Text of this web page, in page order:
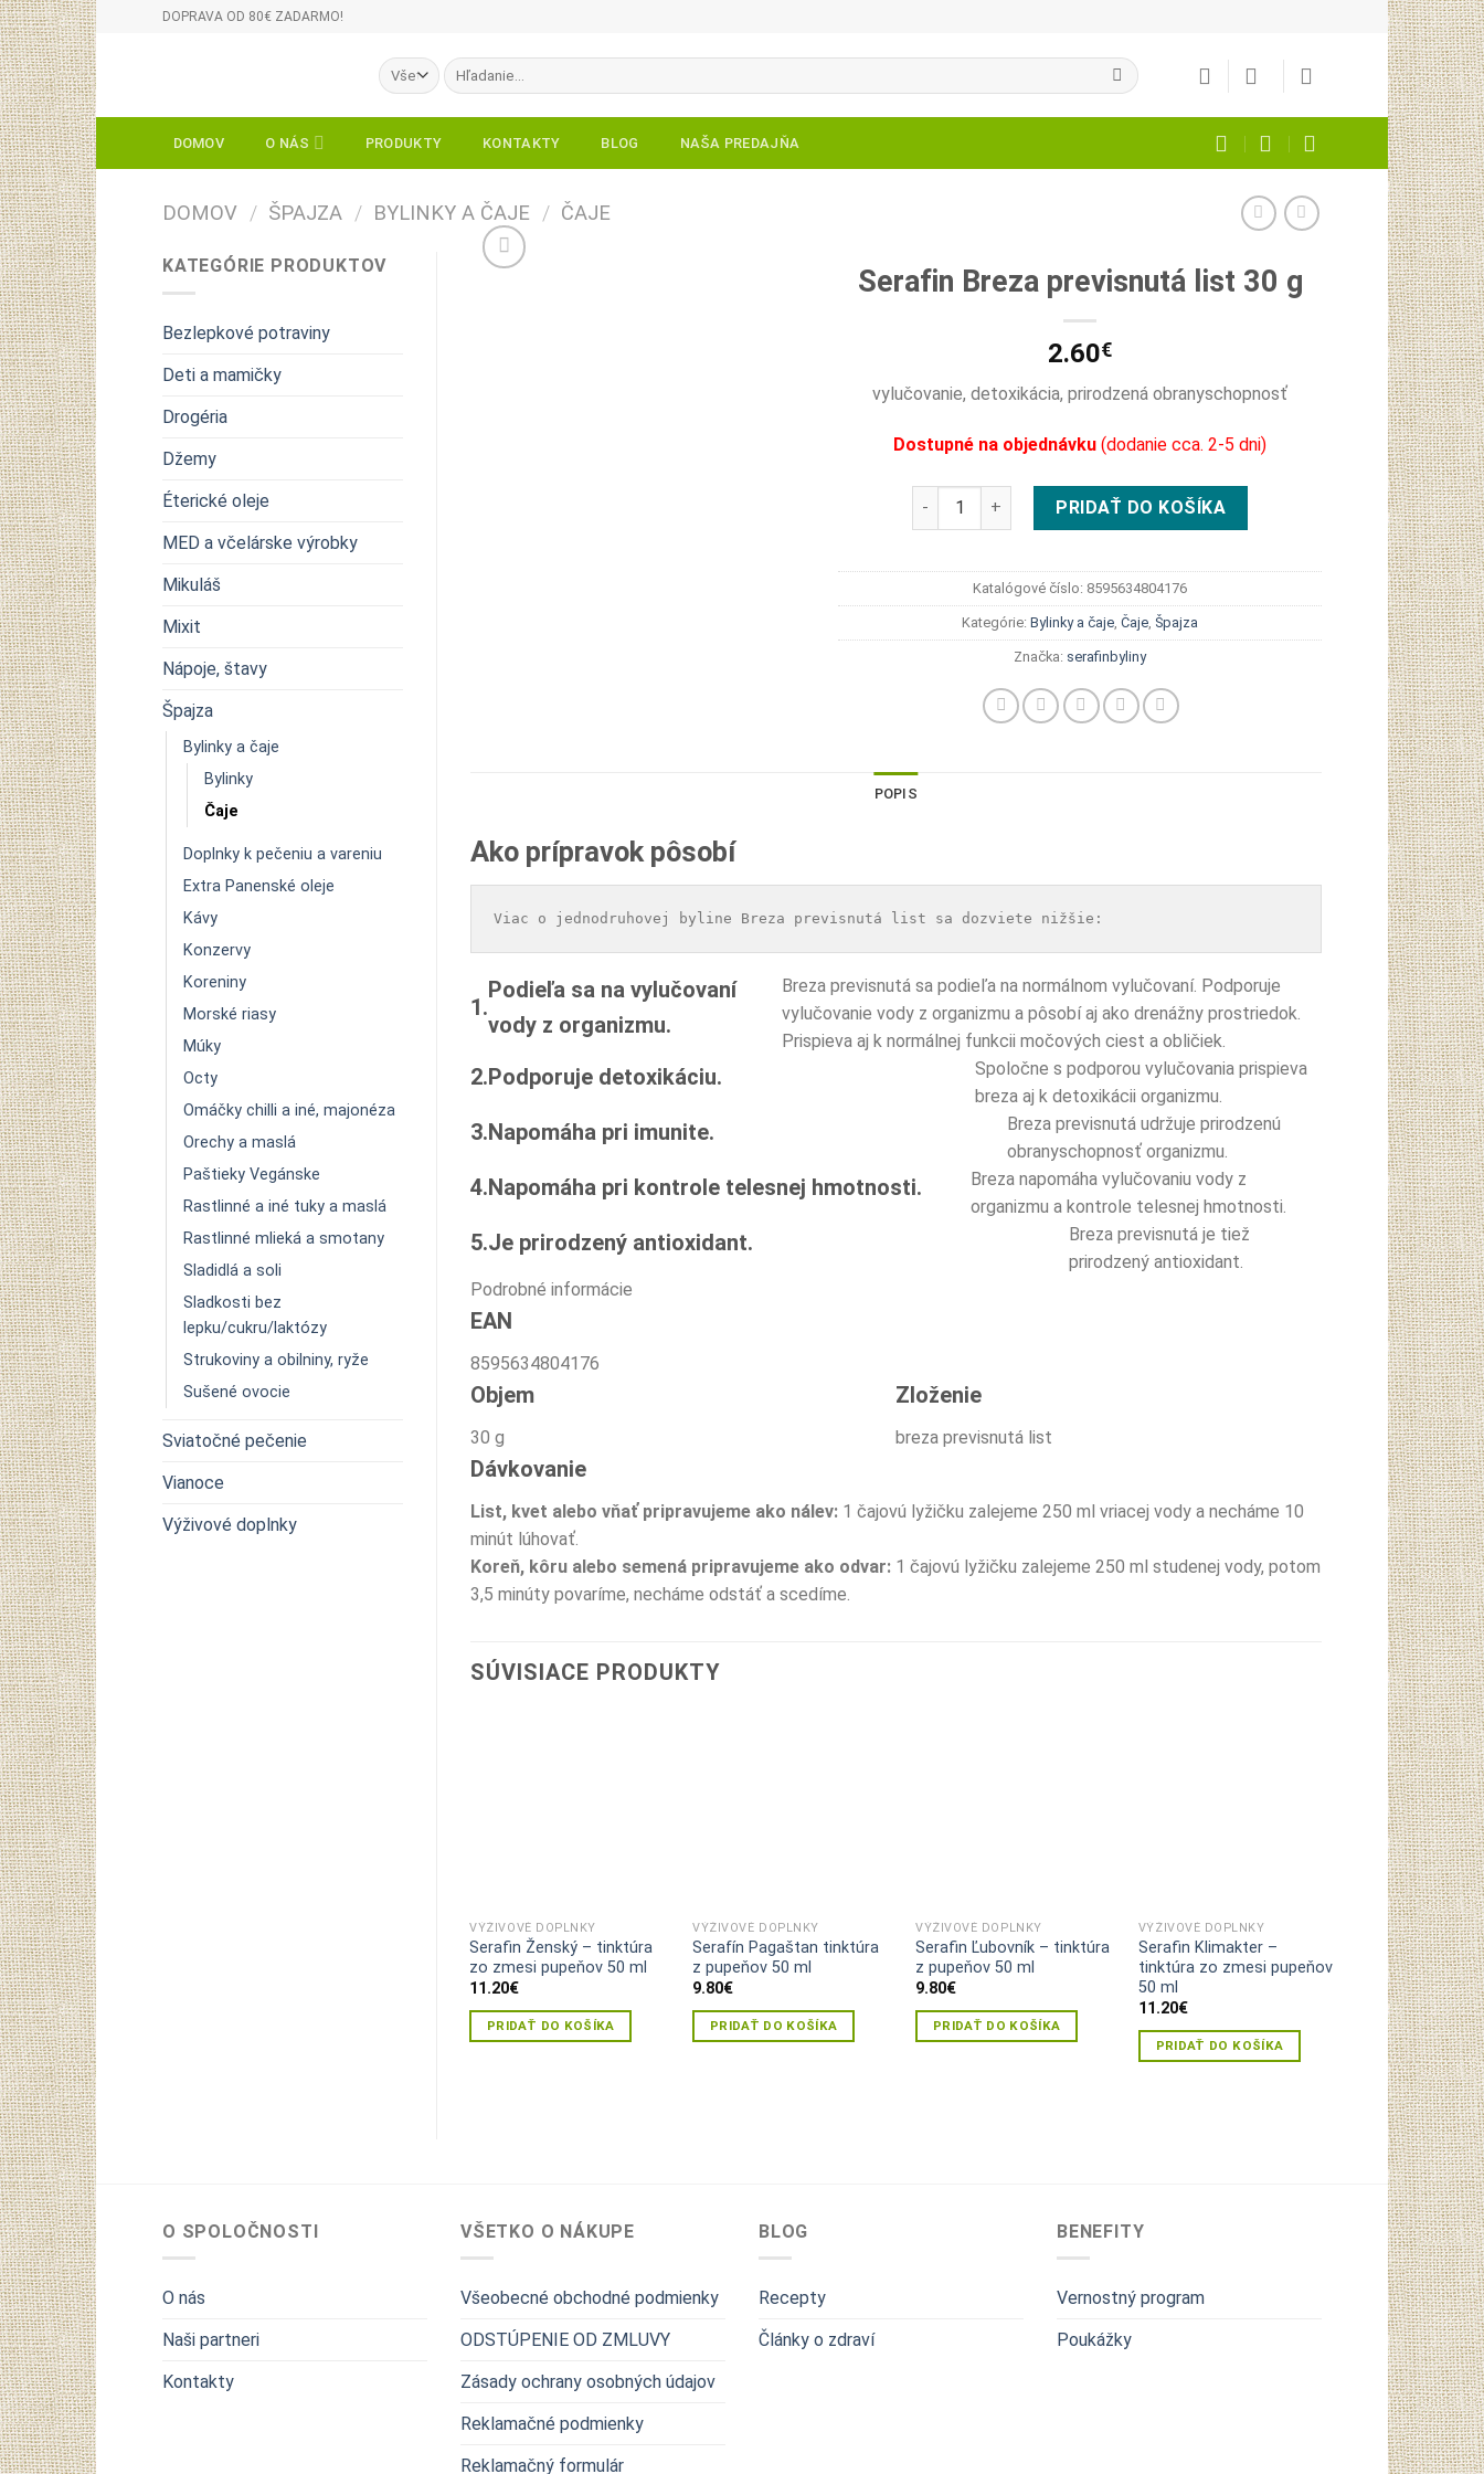
Skip
to
content
DOPRAVA OD 80€ ZADARMO!
Hľadať:
DOMOV O NÁS PRODUKTY KONTAKTY BLOG NAŠA PREDAJŇA
DOMOV / ŠPAJZA / BYLINKY A ČAJE / ČAJE
KATEGÓRIE PRODUKTOV
Bezlepkové potraviny
Deti a mamičky
Drogéria
Džemy
Éterické oleje
MED a včelárske výrobky
Mikuláš
Mixit
Nápoje, štavy
Špajza
Bylinky a čaje
Bylinky
Čaje
Doplnky k pečeniu a vareniu
Extra Panenské oleje
Kávy
Konzervy
Koreniny
Morské riasy
Múky
Octy
Omáčky chilli a iné, majonéza
Orechy a maslá
Paštieky Vegánske
Rastlinné a iné tuky a maslá
Rastlinné mlieká a smotany
Sladidlá a soli
Sladkosti bez
lepku/cukru/laktózy
Strukoviny a obilniny, ryže
Sušené ovocie
Sviatočné pečenie
Vianoce
Výživové doplnky
Serafin Breza previsnutá list 30 g
2.60€
vylučovanie, detoxikácia, prirodzená obranyschopnosť
Dostupné na objednávku (dodanie cca. 2-5 dni)
množstvo Serafin Breza previsnutá list 30 g
PRIDAŤ DO KOŠÍKA
Katalógové číslo: 8595634804176
Kategórie:Bylinky a čaje ,Čaje ,Špajza
Značka: serafinbyliny
POPIS
Ako prípravok pôsobí
Viac o jednodruhovej byline Breza previsnutá list sa dozviete nižšie:
1.
Podieľa sa na vylučovaní
vody z organizmu.
Breza previsnutá sa podieľa na normálnom vylučovaní. Podporuje
vylučovanie vody z organizmu a pôsobí aj ako drenážny prostriedok.
Prispieva aj k normálnej funkcii močových ciest a obličiek.
2.Podporuje detoxikáciu.
Spoločne s podporou vylučovania prispieva
breza aj k detoxikácii organizmu.
3.Napomáha pri imunite.
Breza previsnutá udržuje prirodzenú
obranyschopnosť organizmu.
4.Napomáha pri kontrole telesnej hmotnosti.
Breza napomáha vylučovaniu vody z
organizmu a kontrole telesnej hmotnosti.
5.Je prirodzený antioxidant.
Breza previsnutá je tiež
prirodzený antioxidant.
Podrobné informácie
EAN
8595634804176
Objem
30 g
Zloženie
breza previsnutá list
Dávkovanie
List, kvet alebo vňať pripravujeme ako nálev:1 čajovú lyžičku zalejeme 250 ml vriacej vody a necháme 10
minút lúhovať.
Koreň, kôru alebo semená pripravujeme ako odvar: 1 čajovú lyžičku zalejeme 250 ml studenej vody, potom
3,5 minúty povaríme, necháme odstáť a scedíme.
SÚVISIACE PRODUKTY
VÝŽIVOVÉ DOPLNKY
Serafin Ženský – tinktúra
zo zmesi pupeňov 50 ml
11.20€
PRIDAŤ DO KOŠÍKA
VÝŽIVOVÉ DOPLNKY
Serafín Pagaštan tinktúra
z pupeňov 50 ml
9.80€
PRIDAŤ DO KOŠÍKA
VÝŽIVOVÉ DOPLNKY
Serafin Ľubovník – tinktúra
z pupeňov 50 ml
9.80€
PRIDAŤ DO KOŠÍKA
VÝŽIVOVÉ DOPLNKY
Serafin Klimakter –
tinktúra zo zmesi pupeňov
50 ml
11.20€
PRIDAŤ DO KOŠÍKA
VÝŽIVOVÉ
Reishi BIO –
huby 30ml
22.90€
PRIDAŤ DO
O SPOLOČNOSTI
O nás
Naši partneri
Kontakty
VŠETKO O NÁKUPE
Všeobecné obchodné podmienky
ODSTÚPENIE OD ZMLUVY
Zásady ochrany osobných údajov
Reklamačné podmienky
Reklamačný formulár
BLOG
Recepty
Články o zdraví
BENEFITY
Vernostný program
Poukážky